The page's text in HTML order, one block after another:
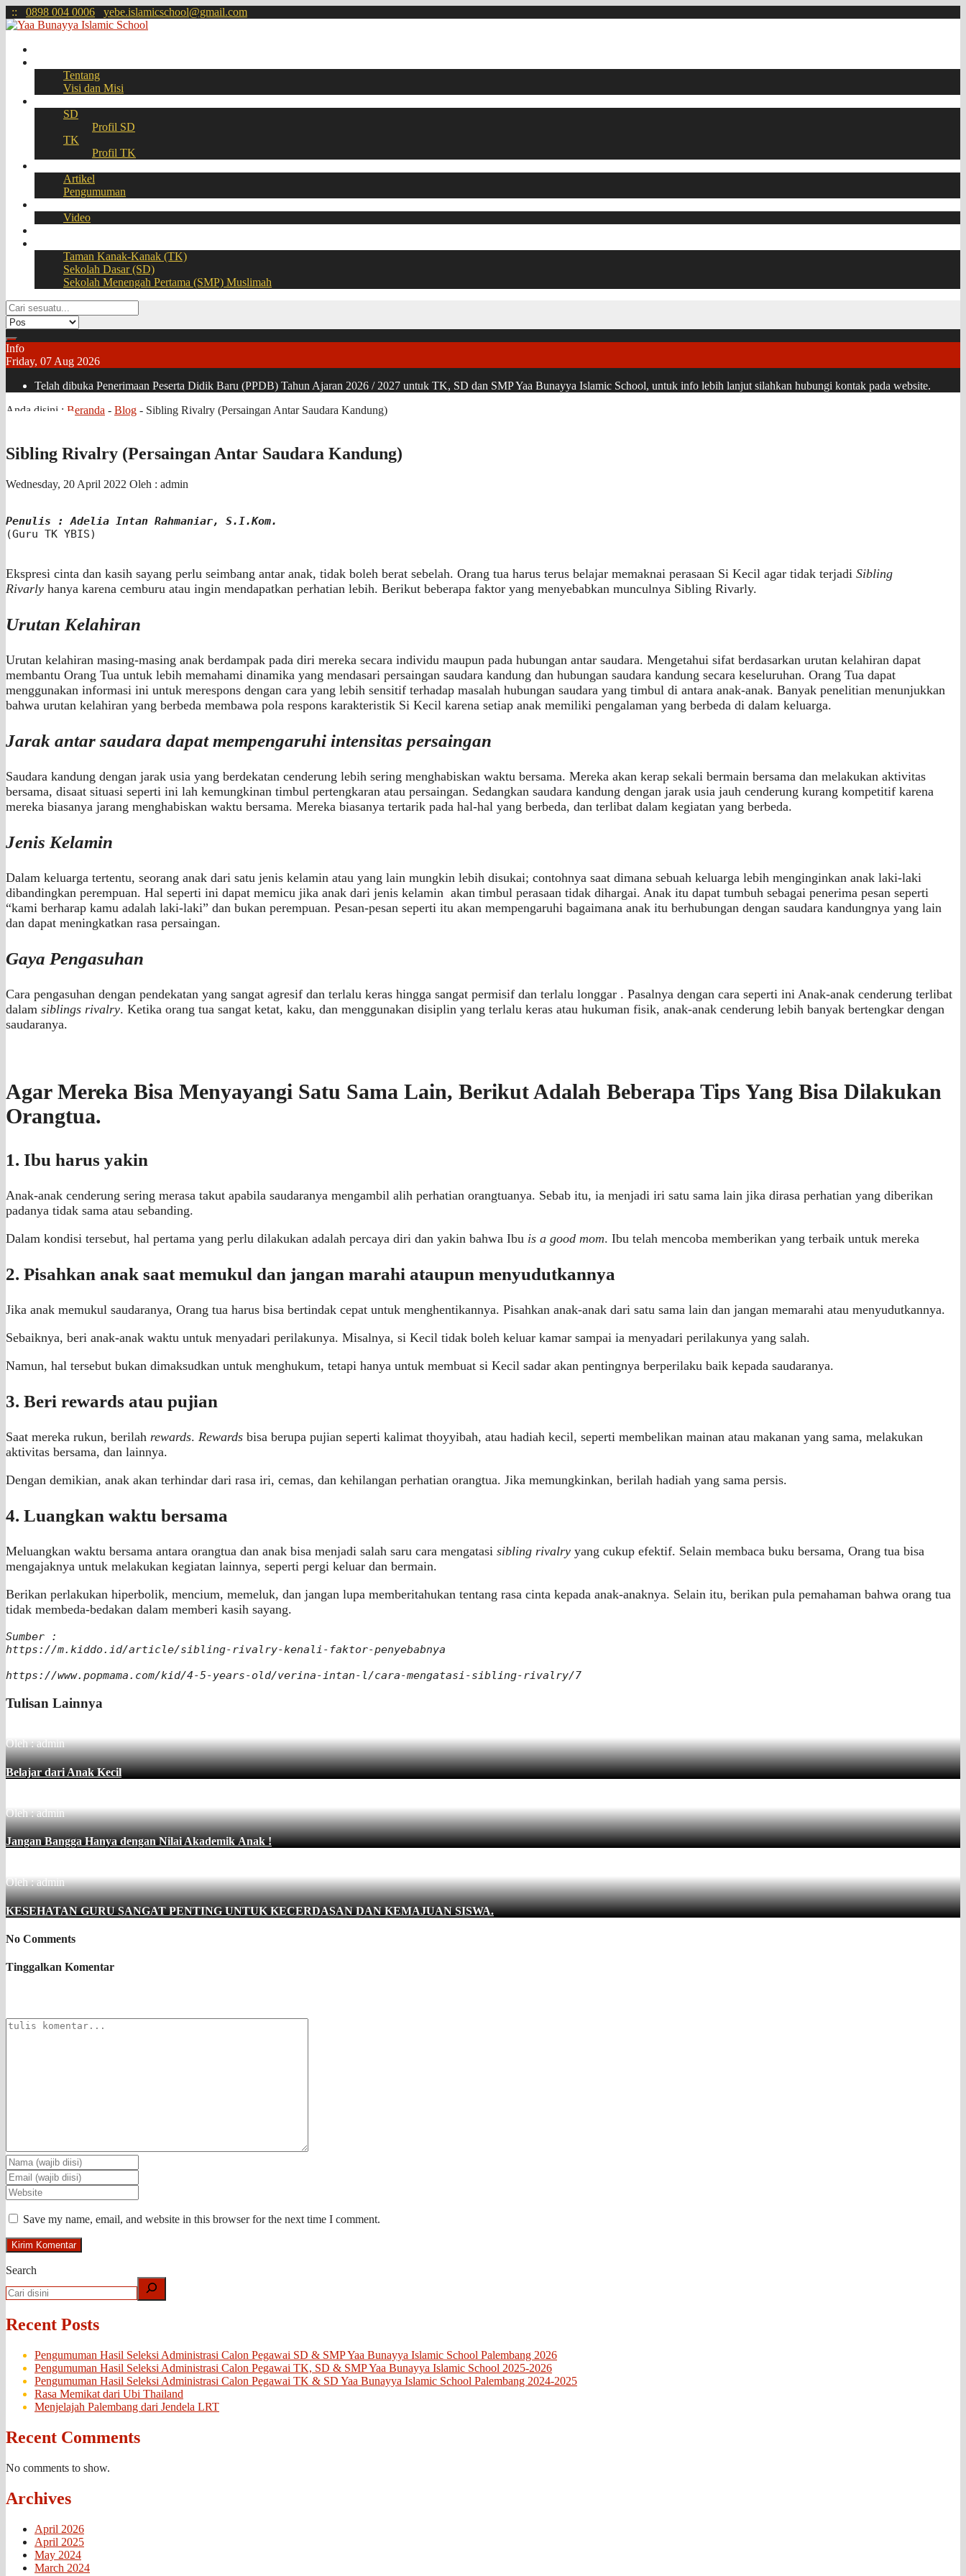
:: 0898 004 0006 yebe.islamicschool@gmail.com
Tentang
Visi dan Misi
SD
Profil SD
TK
Profil TK
Artikel
Pengumuman
Video
Taman Kanak-Kanak (TK)
Sekolah Dasar (SD)
Sekolah Menengah Pertama (SMP) Muslimah
Info
Friday, 07 Aug 2026
Telah dibuka Penerimaan Peserta Didik Baru (PPDB) Tahun Ajaran 2026 / 2027 untuk TK, SD dan SMP Yaa Bunayya Islamic School, untuk info lebih lanjut silahkan hubungi kontak pada website.
Anda disini : Beranda - Blog - Sibling Rivalry (Persaingan Antar Saudara Kandung)
Sibling Rivalry (Persaingan Antar Saudara Kandung)
Wednesday, 20 April 2022 Oleh : admin
Penulis : Adelia Intan Rahmaniar, S.I.Kom.
(Guru TK YBIS)
Ekspresi cinta dan kasih sayang perlu seimbang antar anak, tidak boleh berat sebelah. Orang tua harus terus belajar memaknai perasaan Si Kecil agar tidak terjadi Sibling
Rivarly hanya karena cemburu atau ingin mendapatkan perhatian lebih. Berikut beberapa faktor yang menyebabkan munculnya Sibling Rivarly.
Urutan Kelahiran
Urutan kelahiran masing-masing anak berdampak pada diri mereka secara individu maupun pada hubungan antar saudara. Mengetahui sifat berdasarkan urutan kelahiran dapat
membantu Orang Tua untuk lebih memahami dinamika yang mendasari persaingan saudara kandung dan hubungan saudara kandung secara keseluruhan. Orang Tua dapat
menggunakan informasi ini untuk merespons dengan cara yang lebih sensitif terhadap masalah hubungan saudara yang timbul di antara anak-anak. Banyak penelitian menunjukkan
bahwa urutan kelahiran yang berbeda membawa pola respons karakteristik Si Kecil karena setiap anak memiliki pengalaman yang berbeda di dalam keluarga.
Jarak antar saudara dapat mempengaruhi intensitas persaingan
Saudara kandung dengan jarak usia yang berdekatan cenderung lebih sering menghabiskan waktu bersama. Mereka akan kerap sekali bermain bersama dan melakukan aktivitas
bersama, disaat situasi seperti ini lah kemungkinan timbul pertengkaran atau persaingan. Sedangkan saudara kandung dengan jarak usia jauh cenderung kurang kompetitif karena
mereka biasanya jarang menghabiskan waktu bersama. Mereka biasanya tertarik pada hal-hal yang berbeda, dan terlibat dalam kegiatan yang berbeda.
Jenis Kelamin
Dalam keluarga tertentu, seorang anak dari satu jenis kelamin atau yang lain mungkin lebih disukai; contohnya saat dimana sebuah keluarga lebih menginginkan anak laki-laki
dibandingkan perempuan. Hal seperti ini dapat memicu jika anak dari jenis kelamin akan timbul perasaan tidak dihargai. Anak itu dapat tumbuh sebagai penerima pesan seperti
“kami berharap kamu adalah laki-laki” dan bukan perempuan. Pesan-pesan seperti itu akan mempengaruhi bagaimana anak itu berhubungan dengan saudara kandungnya yang lain
dan dapat meningkatkan rasa persaingan.
Gaya Pengasuhan
Cara pengasuhan dengan pendekatan yang sangat agresif dan terlalu keras hingga sangat permisif dan terlalu longgar . Pasalnya dengan cara seperti ini Anak-anak cenderung terlibat
dalam siblings rivalry. Ketika orang tua sangat ketat, kaku, dan menggunakan disiplin yang terlalu keras atau hukuman fisik, anak-anak cenderung lebih banyak bertengkar dengan
saudaranya.
Agar Mereka Bisa Menyayangi Satu Sama Lain, Berikut Adalah Beberapa Tips Yang Bisa Dilakukan
Orangtua.
1. Ibu harus yakin
Anak-anak cenderung sering merasa takut apabila saudaranya mengambil alih perhatian orangtuanya. Sebab itu, ia menjadi iri satu sama lain jika dirasa perhatian yang diberikan
padanya tidak sama atau sebanding.
Dalam kondisi tersebut, hal pertama yang perlu dilakukan adalah percaya diri dan yakin bahwa Ibu is a good mom. Ibu telah mencoba memberikan yang terbaik untuk mereka
2. Pisahkan anak saat memukul dan jangan marahi ataupun menyudutkannya
Jika anak memukul saudaranya, Orang tua harus bisa bertindak cepat untuk menghentikannya. Pisahkan anak-anak dari satu sama lain dan jangan memarahi atau menyudutkannya.
Sebaiknya, beri anak-anak waktu untuk menyadari perilakunya. Misalnya, si Kecil tidak boleh keluar kamar sampai ia menyadari perilakunya yang salah.
Namun, hal tersebut bukan dimaksudkan untuk menghukum, tetapi hanya untuk membuat si Kecil sadar akan pentingnya berperilaku baik kepada saudaranya.
3. Beri rewards atau pujian
Saat mereka rukun, berilah rewards. Rewards bisa berupa pujian seperti kalimat thoyyibah, atau hadiah kecil, seperti membelikan mainan atau makanan yang sama, melakukan
aktivitas bersama, dan lainnya.
Dengan demikian, anak akan terhindar dari rasa iri, cemas, dan kehilangan perhatian orangtua. Jika memungkinkan, berilah hadiah yang sama persis.
4. Luangkan waktu bersama
Meluangkan waktu bersama antara orangtua dan anak bisa menjadi salah saru cara mengatasi sibling rivalry yang cukup efektif. Selain membaca buku bersama, Orang tua bisa
mengajaknya untuk melakukan kegiatan lainnya, seperti pergi keluar dan bermain.
Berikan perlakukan hiperbolik, mencium, memeluk, dan jangan lupa memberitahukan tentang rasa cinta kepada anak-anaknya. Selain itu, berikan pula pemahaman bahwa orang tua
tidak membeda-bedakan dalam memberi kasih sayang.
Sumber :
https://m.kiddo.id/article/sibling-rivalry-kenali-faktor-penyebabnya
https://www.popmama.com/kid/4-5-years-old/verina-intan-l/cara-mengatasi-sibling-rivalry/7
Tulisan Lainnya
Oleh : admin
Belajar dari Anak Kecil
Oleh : admin
Jangan Bangga Hanya dengan Nilai Akademik Anak !
Oleh : admin
KESEHATAN GURU SANGAT PENTING UNTUK KECERDASAN DAN KEMAJUAN SISWA.
No Comments
Tinggalkan Komentar
Save my name, email, and website in this browser for the next time I comment.
Search
Recent Posts
Pengumuman Hasil Seleksi Administrasi Calon Pegawai SD & SMP Yaa Bunayya Islamic School Palembang 2026
Pengumuman Hasil Seleksi Administrasi Calon Pegawai TK, SD & SMP Yaa Bunayya Islamic School 2025-2026
Pengumuman Hasil Seleksi Administrasi Calon Pegawai TK & SD Yaa Bunayya Islamic School Palembang 2024-2025
Rasa Memikat dari Ubi Thailand
Menjelajah Palembang dari Jendela LRT
Recent Comments
No comments to show.
Archives
April 2026
April 2025
May 2024
March 2024